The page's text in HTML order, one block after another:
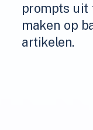
prompts uit
maken op
artikelen.